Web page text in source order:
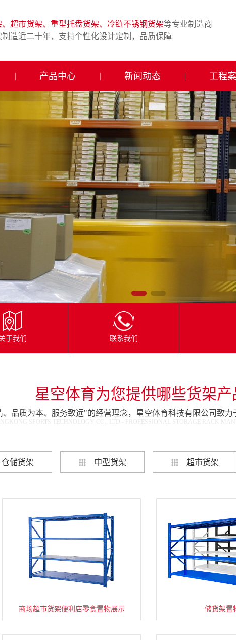
超市货架、重型托盘货架、冷链不锈钢货架等专业制造商
制造近二十年，支持个性化设计定制，品质保障
产品中心 新闻动态 工程
于我们 联系我们
星空体育为您提供哪些货架产
品质为本、服务致远"的经营理念，星空体育科技有限公司致
SPORTS TECHNOLOGY CO., LTD - PROFESSIONAL STORAGE RACK
仓储货架 中型货架 超市货架
商场超市货架便利店零食置物展示 储货架置
速装货架多层置物架 超市零食储物架